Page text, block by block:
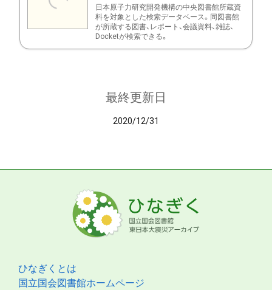
日本原子力研究開発機構の中央図書館所蔵資
料を対象とした検索データベース。同図書館
が所蔵する図書、レポート、会議資料、雑誌、
Docketが検索できる。
最終更新日
2020/12/31
ひなぎくとは
国立国会図書館ホームページ